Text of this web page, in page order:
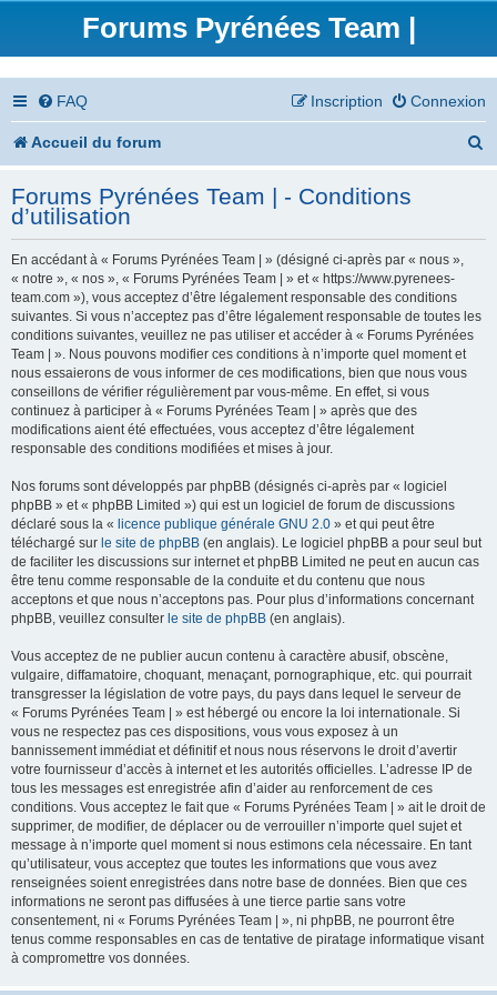
Forums Pyrénées Team |
FAQ Connexion
Inscription
Accueil du forum
h
Forums Pyrénées Team | - Conditions
d’utilisation
En accédant à « Forums Pyrénées Team | » (désigné ci-après par « nous »,
« notre », « nos », « Forums Pyrénées Team | » et « https://www.pyrenees-
team.com »), vous acceptez d’être légalement responsable des conditions
suivantes. Si vous n’acceptez pas d’être légalement responsable de toutes les
conditions suivantes, veuillez ne pas utiliser et accéder à « Forums Pyrénées
Team | ». Nous pouvons modifier ces conditions à n’importe quel moment et
nous essaierons de vous informer de ces modifications, bien que nous vous
conseillons de vérifier régulièrement par vous-même. En effet, si vous
continuez à participer à « Forums Pyrénées Team | » après que des
modifications aient été effectuées, vous acceptez d’être légalement
responsable des conditions modifiées et mises à jour.
Nos forums sont développés par phpBB (désignés ci-après par « logiciel
phpBB » et « phpBB Limited ») qui est un logiciel de forum de discussions
déclaré sous la « licence publique générale GNU 2.0 » et qui peut être
téléchargé sur le site de phpBB (en anglais). Le logiciel phpBB a pour seul but
de faciliter les discussions sur internet et phpBB Limited ne peut en aucun cas
être tenu comme responsable de la conduite et du contenu que nous
acceptons et que nous n’acceptons pas. Pour plus d’informations concernant
phpBB, veuillez consulter le site de phpBB (en anglais).
Vous acceptez de ne publier aucun contenu à caractère abusif, obscène,
vulgaire, diffamatoire, choquant, menaçant, pornographique, etc. qui pourrait
transgresser la législation de votre pays, du pays dans lequel le serveur de
« Forums Pyrénées Team | » est hébergé ou encore la loi internationale. Si
vous ne respectez pas ces dispositions, vous vous exposez à un
bannissement immédiat et définitif et nous nous réservons le droit d’avertir
votre fournisseur d’accès à internet et les autorités officielles. L’adresse IP de
tous les messages est enregistrée afin d’aider au renforcement de ces
conditions. Vous acceptez le fait que « Forums Pyrénées Team | » ait le droit de
supprimer, de modifier, de déplacer ou de verrouiller n’importe quel sujet et
message à n’importe quel moment si nous estimons cela nécessaire. En tant
qu’utilisateur, vous acceptez que toutes les informations que vous avez
renseignées soient enregistrées dans notre base de données. Bien que ces
informations ne seront pas diffusées à une tierce partie sans votre
consentement, ni « Forums Pyrénées Team | », ni phpBB, ne pourront être
tenus comme responsables en cas de tentative de piratage informatique visant
à compromettre vos données.